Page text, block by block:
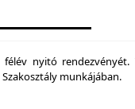
nyitó rendezvényét.
munkájában.